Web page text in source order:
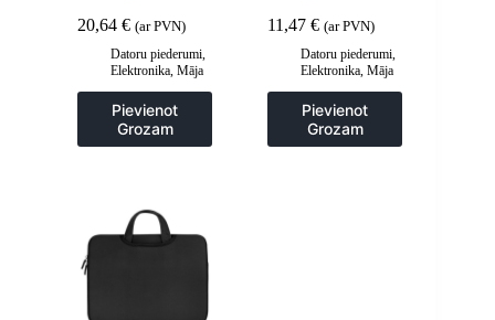
20,64 € (ar PVN)
Datoru piederumi
Elektronika Māja
Pievienot
Grozam
11,47€ (ar PVN)
Datoru piederumi
Elektronika ,Māja
Pievienot
Grozam